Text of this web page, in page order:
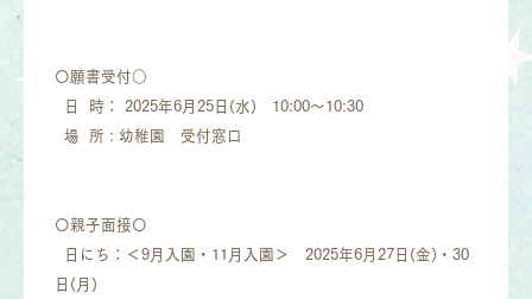
〇願書受付○
日 時： 2025年6月25日(水) 10:00～10:30
場 所 : 幼稚園 受付窓口
〇親子面接〇
日にち：＜9月入園・11月入園＞ 2025年6月27日(金)・30
日(月)